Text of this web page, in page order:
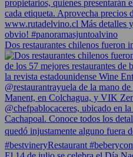
Dos restaurantes chilenos fueron